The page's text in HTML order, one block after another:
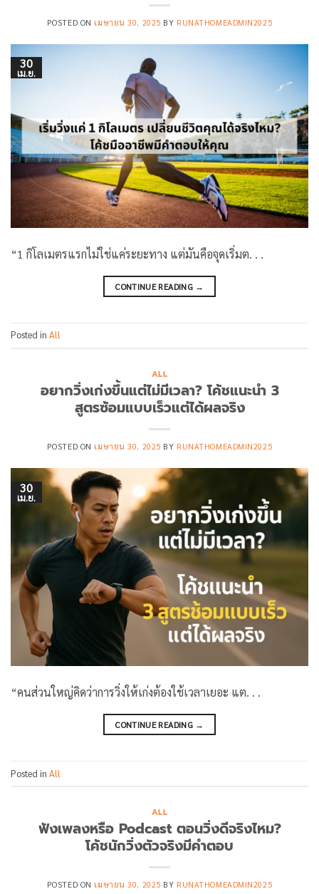
POSTED ON เมษายน 30, 2025 BY RUNATHOMEADMIN2025
30
เม.ย.
“1 กิโลเมตรแรกไม่ใช่แค่ระยะทาง แต่มันคือจุดเริ่มต. . .
CONTINUE READING →
Posted in All
ALL
อยากวิ่งเก่งขึ้นแต่ไม่มีเวลา? โค้ชแนะนำ 3
สูตรซ้อมแบบเร็วแต่ได้ผลจริง
POSTED ON เมษายน 30, 2025 BY RUNATHOMEADMIN2025
30
เม.ย.
“คนส่วนใหญ่คิดว่าการวิ่งให้เก่งต้องใช้เวลาเยอะ แต. . .
CONTINUE READING →
Posted in All
ALL
ฟังเพลงหรือ Podcast ตอนวิ่งดีจริงไหม?
โค้ชนักวิ่งตัวจริงมีคำตอบ
POSTED ON เมษายน 30, 2025 BY RUNATHOMEADMIN2025